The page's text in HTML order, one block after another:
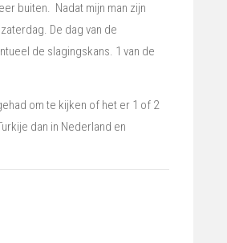
buiten. Nadat mijn man zijn
De dag van de
de slagingskans. 1 van de
om te kijken of het er 1 of 2
dan in Nederland en